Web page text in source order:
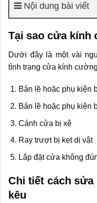
Nội dung bài viết
Tại sao cửa
Dưới đây là một vài
tình trạng cửa kính
Bản lề hoặc phụ kiện
Bản lề hoặc phụ kiện
Cánh cửa bị xệ
Ray trượt bị kẹt dị vật
Lắp đặt cửa không
Chi tiết cách
kêu